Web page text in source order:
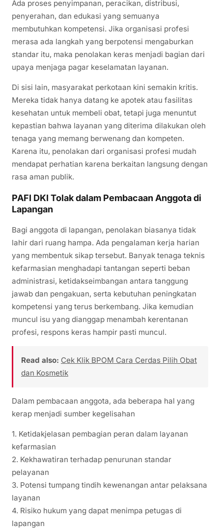
Ada proses penyimpanan, peracikan, distribusi,
penyerahan, dan edukasi yang semuanya
membutuhkan kompetensi. Jika organisasi profesi
merasa ada langkah yang berpotensi mengaburkan
standar itu, maka penolakan keras menjadi bagian dari
upaya menjaga pagar keselamatan layanan.
Di sisi lain, masyarakat perkotaan kini semakin kritis.
Mereka tidak hanya datang ke apotek atau fasilitas
kesehatan untuk membeli obat, tetapi juga menuntut
kepastian bahwa layanan yang diterima dilakukan oleh
tenaga yang memang berwenang dan kompeten.
Karena itu, penolakan dari organisasi profesi mudah
mendapat perhatian karena berkaitan langsung dengan
rasa aman publik.
PAFI DKI Tolak dalam Pembacaan Anggota di
Lapangan
Bagi anggota di lapangan, penolakan biasanya tidak
lahir dari ruang hampa. Ada pengalaman kerja harian
yang membentuk sikap tersebut. Banyak tenaga teknis
kefarmasian menghadapi tantangan seperti beban
administrasi, ketidakseimbangan antara tanggung
jawab dan pengakuan, serta kebutuhan peningkatan
kompetensi yang terus berkembang. Jika kemudian
muncul isu yang dianggap menambah kerentanan
profesi, respons keras hampir pasti muncul.
Read also: Cek Klik BPOM Cara Cerdas Pilih Obat
dan Kosmetik
Dalam pembacaan anggota, ada beberapa hal yang
kerap menjadi sumber kegelisahan
1. Ketidakjelasan pembagian peran dalam layanan
kefarmasian
2. Kekhawatiran terhadap penurunan standar
pelayanan
3. Potensi tumpang tindih kewenangan antar pelaksana
layanan
4. Risiko hukum yang dapat menimpa petugas di
lapangan